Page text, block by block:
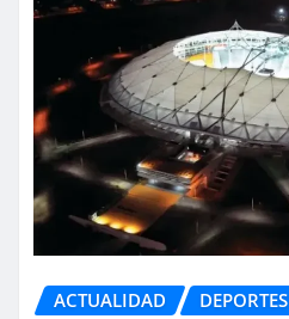
ACTUALIDAD DEPORTES